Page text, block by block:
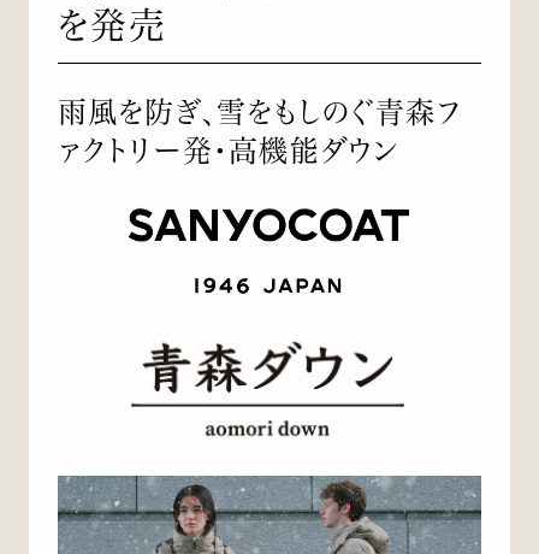
を発売
雨風を防ぎ、雪をもしのぐ青森フ
ァクトリー発・高機能ダウン